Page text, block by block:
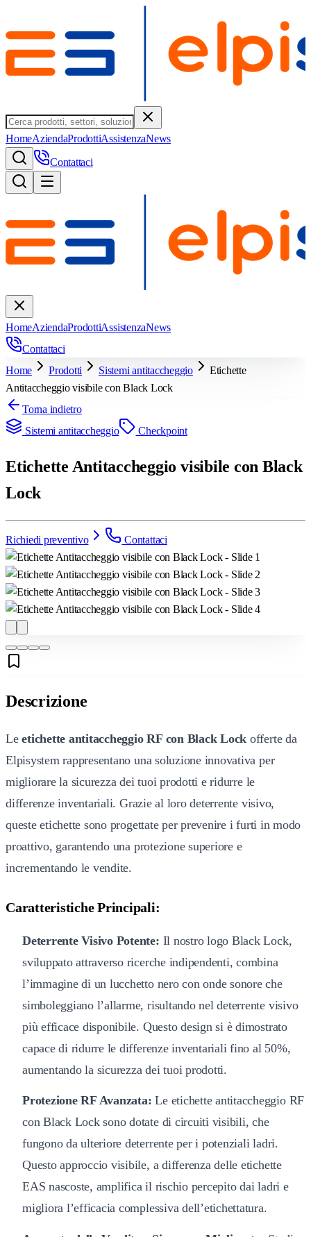
HomeAziendaProdottiAssistenzaNews
Contattaci
HomeAziendaProdottiAssistenzaNews
Contattaci
Home
Prodotti Sistemi antitaccheggio
Etichette
Antitaccheggio visibile con Black Lock
Torna indietro
Sistemi antitaccheggio
Checkpoint
Etichette Antitaccheggio visibile con Black
Lock
Richiedi preventivo Contattaci
Descrizione
Leetichette antitaccheggio RF con Black Lock offerte da
Elpisystem rappresentano una soluzione innovativa per
migliorare la sicurezza dei tuoi prodotti e ridurre le
differenze inventariali. Grazie al loro deterrente visivo,
queste etichette sono progettate per prevenire i furti in modo
proattivo, garantendo una protezione superiore e
incrementando le vendite.
Caratteristiche Principali:
Deterrente Visivo Potente: Il nostro logo Black Lock,
sviluppato attraverso ricerche indipendenti, combina
l’immagine di un lucchetto nero con onde sonore che
simboleggiano l’allarme, risultando nel deterrente visivo
più efficace disponibile. Questo design si è dimostrato
capace di ridurre le differenze inventariali fino al 50%,
aumentando la sicurezza dei tuoi prodotti.
Protezione RF Avanzata: Le etichette antitaccheggio RF
con Black Lock sono dotate di circuiti visibili, che
fungono da ulteriore deterrente per i potenziali ladri.
Questo approccio visibile, a differenza delle etichette
EAS nascoste, amplifica il rischio percepito dai ladri e
migliora l’efficacia complessiva dell’etichettatura.